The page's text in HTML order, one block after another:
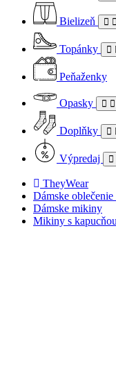
Bielizeň
Topánky
Peňaženky
Opasky
Doplňky
Výpredaj
TheyWear
Dámske oblečenie
Dámske mikiny
Mikiny s kapucňou